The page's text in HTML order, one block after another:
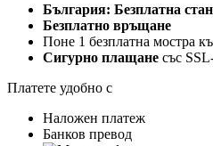
България: Безплатна
Безплатно връщане
Поне 1 безплатна мостра
Сигурно плащане със
Платете удобно с
Наложен платеж
Банков превод